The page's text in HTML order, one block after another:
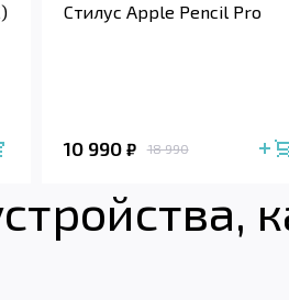
Стилус Apple Pencil Pro
10 990 ₽ 18 990